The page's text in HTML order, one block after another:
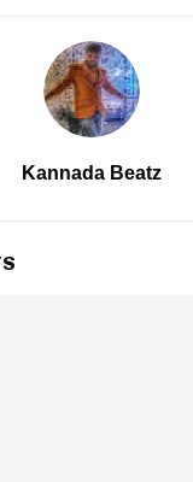
Kannada Beatz